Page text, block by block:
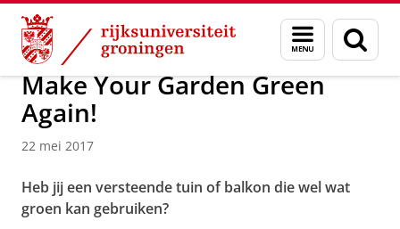
Skip
Content
Skip
Navigation
Menu
en
zoeken
Over ons Profiel Feiten en cijfers Duurzaamheid
Make Your Garden Green
Again!
22 mei 2017
Heb jij een versteende tuin of balkon die wel wat
groen kan gebruiken?